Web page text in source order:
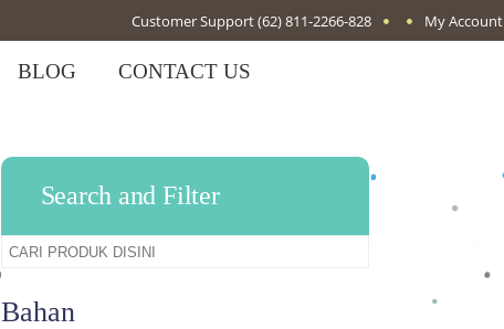
Customer Support(62) 811-2266-828 My Account
BLOG CONTACT US
Search and Filter
Bahan